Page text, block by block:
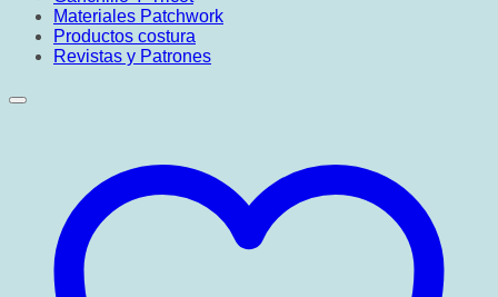
Materiales Patchwork
Productos costura
Revistas y Patrones